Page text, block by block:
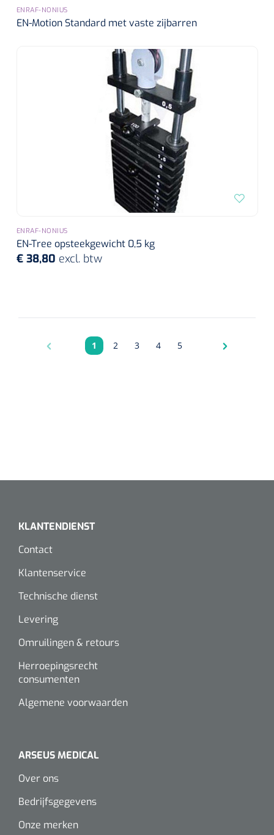
ENRAF-NONIUS
EN-Motion Standard met vaste zijbarren
ENRAF-NONIUS
EN-Tree opsteekgewicht 0,5 kg
€ 38,80 excl. btw
Pagina
1 Pagina
2 Pagina
3 Pagina
4 Pagina
5
KLANTENDIENST
Contact
Klantenservice
Technische dienst
Levering
Omruilingen & retours
Herroepingsrecht
consumenten
Algemene voorwaarden
ARSEUS MEDICAL
Over ons
Bedrijfsgegevens
Onze merken